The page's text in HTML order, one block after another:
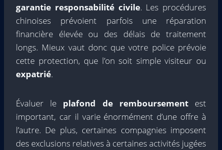
garantie responsabilité civile. Les procédures
chinoises prévoient parfois une réparation
financière élevée ou des délais de traitement
longs. Mieux vaut donc que votre police prévoie
cette protection, que l’on soit simple visiteur ou
expatrié.
Évaluer le plafond de remboursementest
important, car il varie énormément d’une offre à
l’autre. De plus, certaines compagnies imposent
des exclusions relatives à certaines activités jugées